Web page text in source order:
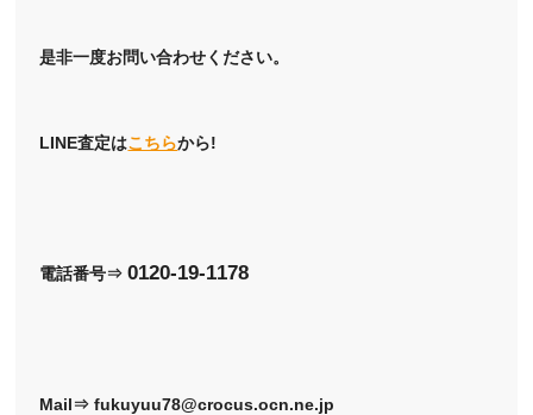
是非一度お問い合わせください。
LINE査定はこちらから!
電話番号⇒0120-19-1178
Mail⇒ fukuyuu78@crocus.ocn.ne.jp